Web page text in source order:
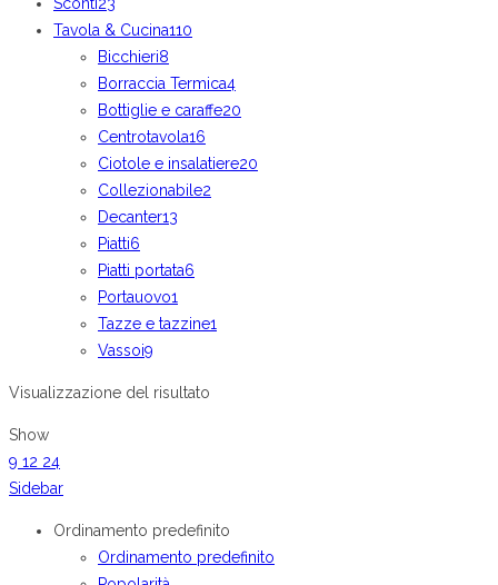
Tavola & Cucina110
Bicchieri8
Borraccia Termica4
Bottiglie e caraffe20
Centrotavola16
Ciotole e insalatiere20
Collezionabile2
Decanter13
Piatti6
Piatti portata6
Portauovo1
Tazze e tazzine1
Vassoi9
Visualizzazione del risultato
Show
9 12 24
Sidebar
Ordinamento predefinito
Ordinamento predefinito